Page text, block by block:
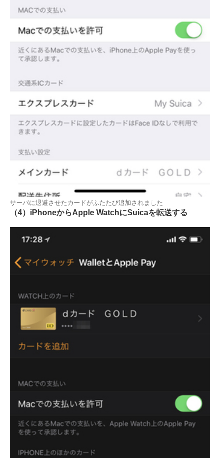
サーバに退避させたカードがふたたび追加されました
（4）iPhoneからApple WatchにSuicaを転送する